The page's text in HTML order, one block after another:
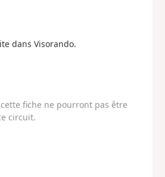
dans Visorando.
fiche ne pourront pas être
circuit.